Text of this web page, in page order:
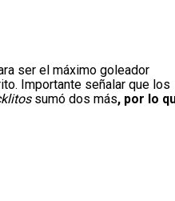
ser el máximo goleador
Importante señalar que los
sumó dos más, por lo